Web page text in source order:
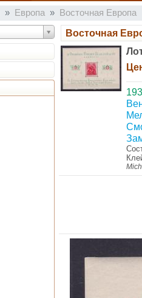
Европа Восточная Европа
Восточная